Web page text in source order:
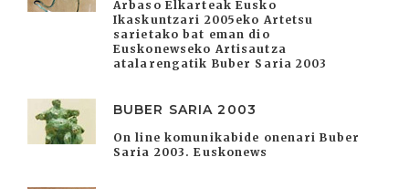
Arbaso Elkarteak Eusko
Ikaskuntzari 2005eko Artetsu
sarietako bat eman dio
Euskonewseko Artisautza
atalarengatik Buber Saria 2003
BUBER SARIA 2003
On line komunikabide onenari Buber
Saria 2003. Euskonews